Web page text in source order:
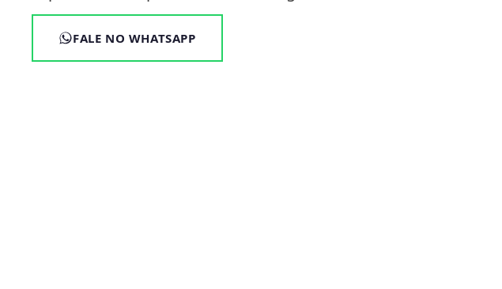
FALE NO WHATSAPP